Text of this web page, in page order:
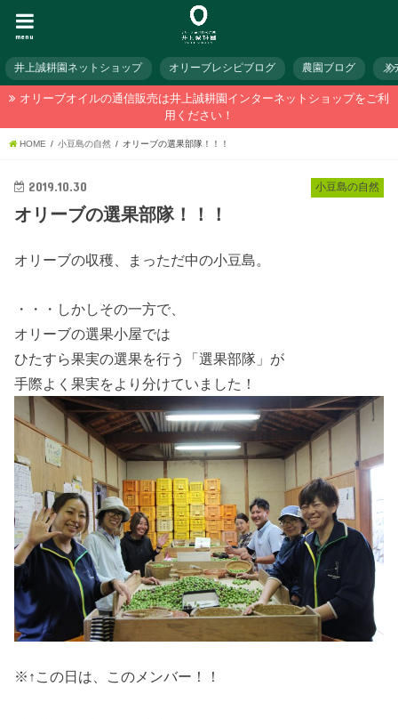
menu
井上誠耕園ネットショップ オリーブレシピブログ 農園ブログ メ
オリーブオイルの通信販売は井上誠耕園インターネットショップをご利
用ください！
HOME 小豆島の自然 オリーブの選果部隊！！！
小豆島の自然
2019.10.30
オリーブの選果部隊！！！
オリーブの収穫、まっただ中の小豆島。
・・・しかしその一方で、
オリーブの選果小屋では
ひたすら果実の選果を行う「選果部隊」が
手際よく果実をより分けていました！
※↑この日は、このメンバー！！